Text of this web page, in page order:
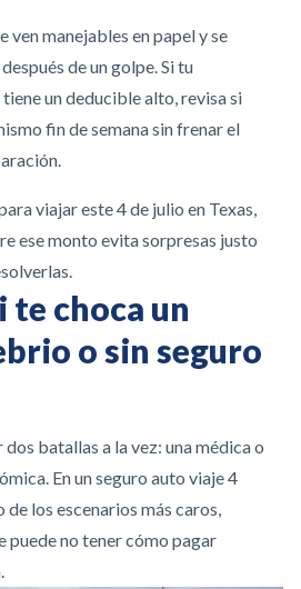
ven manejables en papel y se
de un golpe. Si tu
un deducible alto, revisa si
fin de semana sin frenar el
viajar este 4 de julio en Texas,
ese monto evita sorpresas justo
te choca un
o sin seguro
batallas a la vez: una médica o
En un seguro auto viaje 4
de los escenarios más caros,
puede no tener cómo pagar